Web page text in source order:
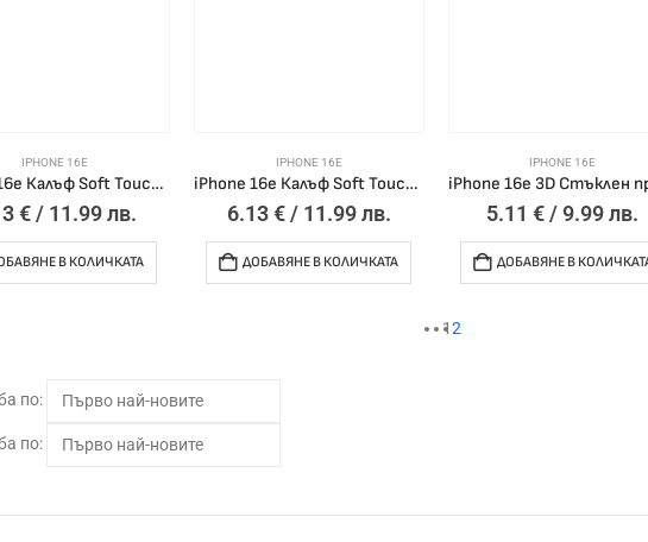
IPHONE 16E
iPhone 16e Калъф Soft Touch /орхидея/
€/ 11.99 лв.
В КОЛИЧКАТА
IPHONE 16E
iPhone 16e Калъф Soft Touch /тюркоаз/
6.13€/ 11.99 лв.
ДОБАВЯНЕ В КОЛИЧКАТА
IPHONE 16E
5.11€/ 9.99 лв.
ДОБАВЯНЕ В
12
по:
по: